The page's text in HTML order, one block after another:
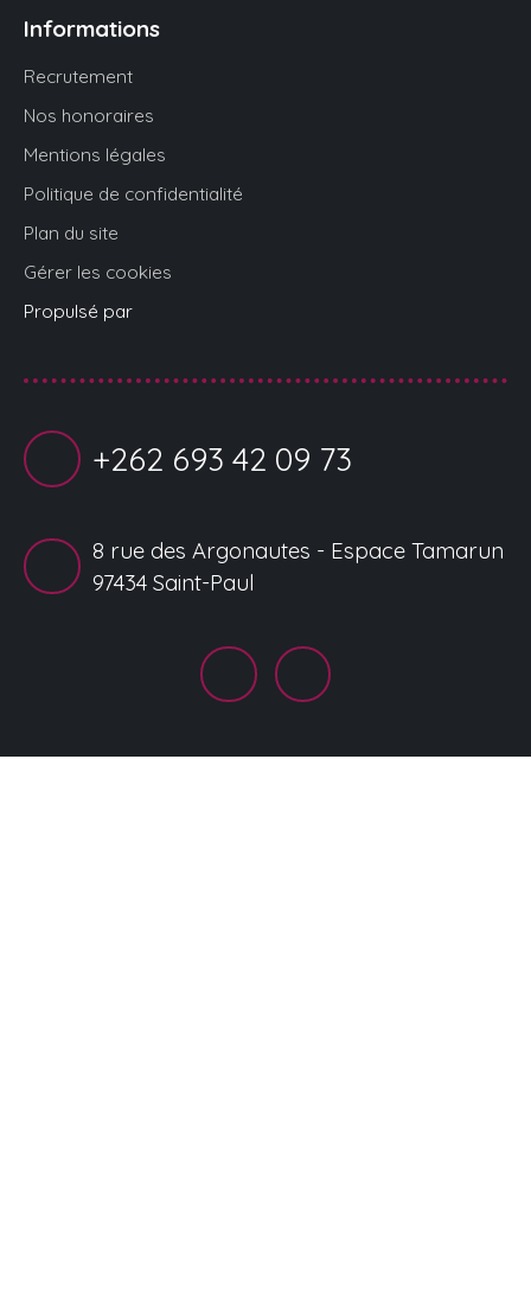
Informations
Recrutement
Nos honoraires
Mentions légales
Politique de confidentialité
Plan du site
Gérer les cookies
Propulsé par
+262 693 42 09 73
8 rue des Argonautes - Espace Tamarun
97434 Saint-Paul